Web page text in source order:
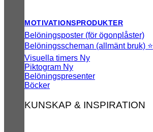
MOTIVATIONSPRODUKTER
Belöningsposter (för ögonplåster)
Belöningsscheman (allmänt bruk) ⭐
Visuella timers
Piktogram
Belöningspresenter
Böcker
KUNSKAP & INSPIRATION